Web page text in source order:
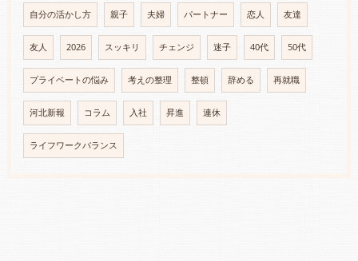
自分の活かし方 親子 夫婦 パートナー 恋人 友達
友人 2026 スッキリ チェンジ 迷子 40代 50代
プライベートの悩み 考えの整理 整頓 辞める 再就職
河北新報 コラム 入社 昇進 連休
ライフワークバランス